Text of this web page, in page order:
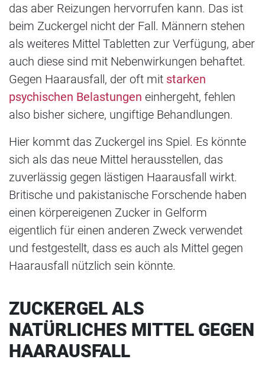
das aber Reizungen hervorrufen kann. Das ist
beim Zuckergel nicht der Fall. Männern stehen
als weiteres Mittel Tabletten zur Verfügung, aber
auch diese sind mit Nebenwirkungen behaftet.
Gegen Haarausfall, der oft mit starken
psychischen Belastungen einhergeht, fehlen
also bisher sichere, ungiftige Behandlungen.
Hier kommt das Zuckergel ins Spiel. Es könnte
sich als das neue Mittel herausstellen, das
zuverlässig gegen lästigen Haarausfall wirkt.
Britische und pakistanische Forschende haben
einen körpereigenen Zucker in Gelform
eigentlich für einen anderen Zweck verwendet
und festgestellt, dass es auch als Mittel gegen
Haarausfall nützlich sein könnte.
ZUCKERGEL ALS
NATÜRLICHES MITTEL GEGEN
HAARAUSFALL